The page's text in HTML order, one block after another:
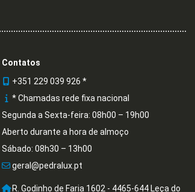
Contatos
+351 229 039 926 *
* Chamadas rede fixa nacional
Segunda a Sexta-feira: 08h00 – 19h00
Aberto durante a hora de almoço
Sábado: 08h30 – 13h00
geral@pedralux.pt
R. Godinho de Faria 1602 - 4465-644 Leça do